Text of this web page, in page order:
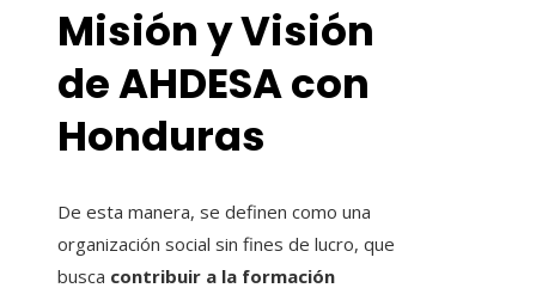
Misión y Visión
de AHDESA con
Honduras
De esta manera, se definen como una
organización social sin fines de lucro, que
busca contribuir a la formación